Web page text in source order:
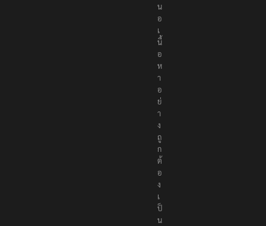
น
อ
เ
นื้
อ
ห
า
อ
ย่
า
ง
ถู
ก
ต้
อ
ง
เ
ป็
น